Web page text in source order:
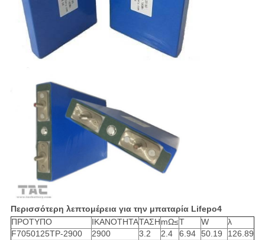
Περισσότερη λεπτομέρεια για την μπαταρία Lifepo4
ΠΡΟΤΥΠΟ
ΙΚΑΝΟΤΗΤΑΤΑΣΗmΩ≤Τ W
λ
F7050125TP-2900
2900 3.2 2.4 6.94 50.19
126.89